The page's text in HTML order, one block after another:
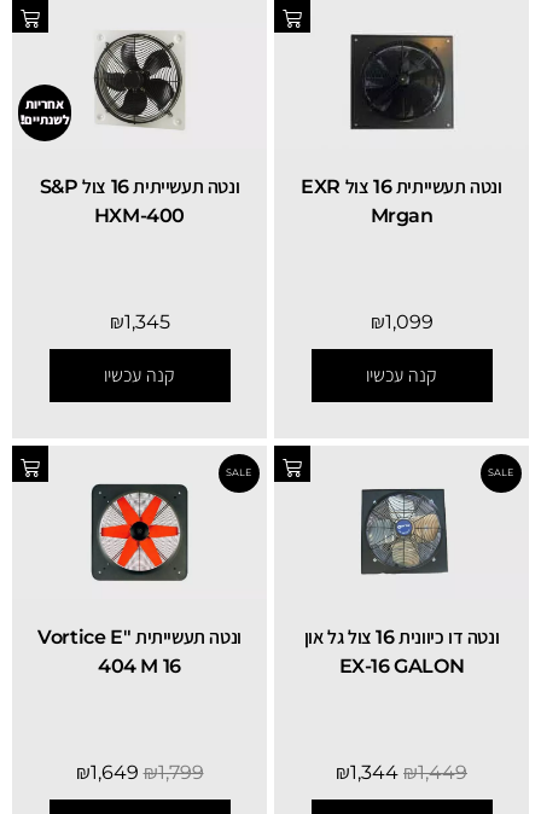
ונטה תעשייתית 16 צול EXR
Mrgan
₪1,099
קנה עכשיו
ונטה תעשייתית 16 צול S&P
HXM-400
₪1,345
קנה עכשיו
אחריות
לשנתיים!
ונטה דו כיוונית 16 צול גל און
EX-16 GALON
₪1,449
₪1,344
ונטה תעשייתית "Vortice E
404 M 16
₪1,799
₪1,649